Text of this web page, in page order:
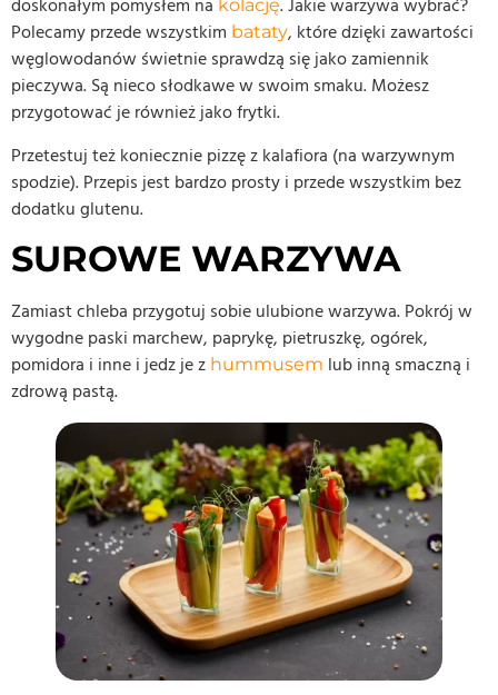
doskonałym pomysłem na kolację. Jakie warzywa wybrać?
Polecamy przede wszystkim bataty, które dzięki zawartości
węglowodanów świetnie sprawdzą się jako zamiennik
pieczywa. Są nieco słodkawe w swoim smaku. Możesz
przygotować je również jako frytki.
Przetestuj też koniecznie pizzę z kalafiora (na warzywnym
spodzie). Przepis jest bardzo prosty i przede wszystkim bez
dodatku glutenu.
SUROWE WARZYWA
Zamiast chleba przygotuj sobie ulubione warzywa. Pokrój w
wygodne paski marchew, paprykę, pietruszkę, ogórek,
pomidora i inne i jedz je z hummusem lub inną smaczną i
zdrową pastą.